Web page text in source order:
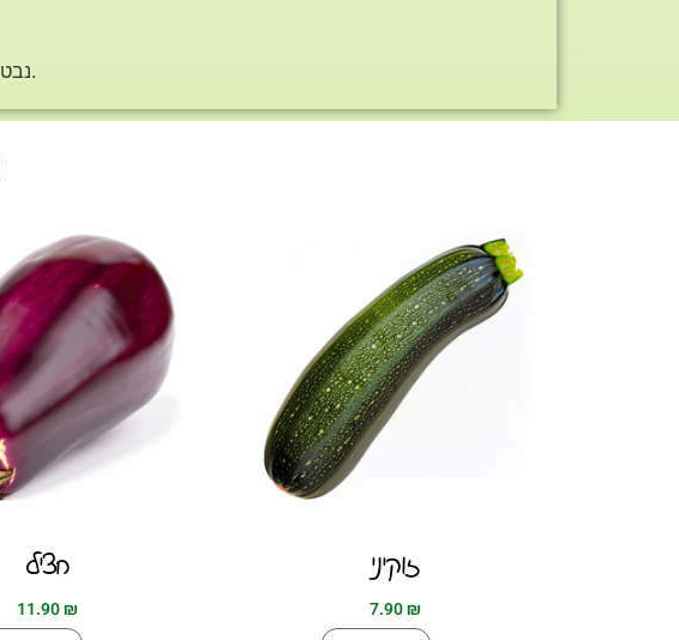
נבטי חמניה הם ירק רב-תכליתי שניתן לאכול טרי, להוסיף לסלטים, סנדוויצ’ים, ממרחים ותבשילים.
חציל
11.90₪
זוקיני
7.90₪